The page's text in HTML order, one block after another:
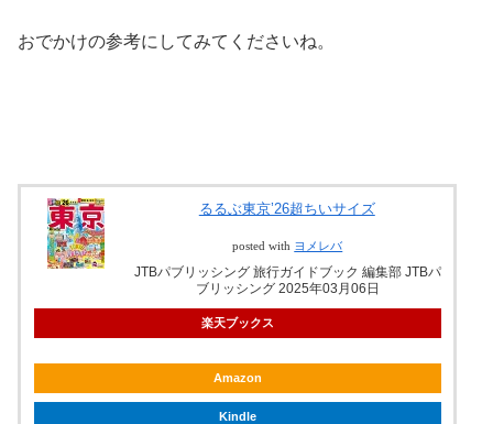
おでかけの参考にしてみてくださいね。
るるぶ東京’26超ちいサイズ
posted with ヨメレバ
JTBパブリッシング 旅行ガイドブック 編集部 JTBパ
ブリッシング 2025年03月06日
楽天ブックス
Amazon
Kindle